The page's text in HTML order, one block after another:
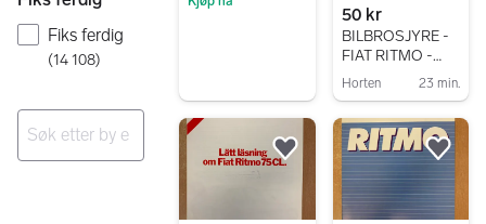
Fiks ferdig
(14 108)
50 kr
BILBROSJYRE -
FIAT RITMO -
1978
Horten 23 min.
Legg til som favoritt.